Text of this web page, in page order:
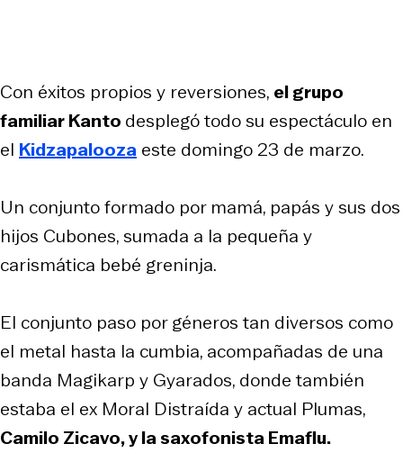
Con éxitos propios y reversiones, el grupo
familiar Kanto desplegó todo su espectáculo en
el Kidzapalooza este domingo 23 de marzo.
Un conjunto formado por mamá, papás y sus dos
hijos Cubones, sumada a la pequeña y
carismática bebé greninja.
El conjunto paso por géneros tan diversos como
el metal hasta la cumbia, acompañadas de una
banda Magikarp y Gyarados, donde también
estaba el ex Moral Distraída y actual Plumas,
Camilo Zicavo, y la saxofonista Emaflu.